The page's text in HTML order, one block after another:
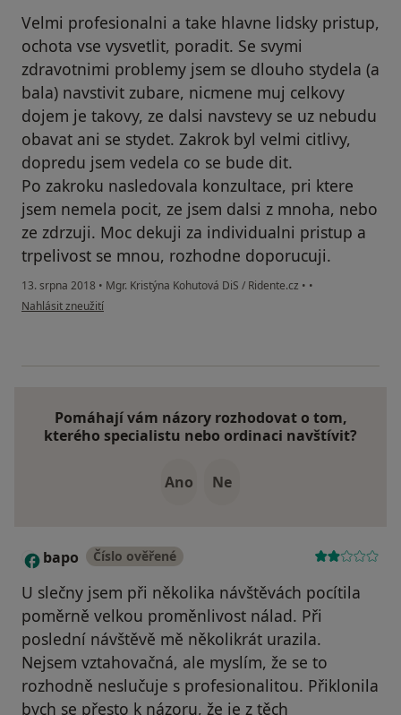
Velmi profesionalni a take hlavne lidsky pristup,
ochota vse vysvetlit, poradit. Se svymi
zdravotnimi problemy jsem se dlouho stydela (a
bala) navstivit zubare, nicmene muj celkovy
dojem je takovy, ze dalsi navstevy se uz nebudu
obavat ani se stydet. Zakrok byl velmi citlivy,
dopredu jsem vedela co se bude dit.
Po zakroku nasledovala konzultace, pri ktere
jsem nemela pocit, ze jsem dalsi z mnoha, nebo
ze zdrzuji. Moc dekuji za individualni pristup a
trpelivost se mnou, rozhodne doporucuji.
13. srpna 2018 • Mgr. Kristýna Kohutová DiS / Ridente.cz • •
podle názoru uživatele kamila.kohoutova
Nahlásit zneužití
Pomáhají vám názory rozhodovat o tom,
kterého specialistu nebo ordinaci navštívit?
Ano Ne
B bapo Číslo ověřené
U slečny jsem při několika návštěvách pocítila
poměrně velkou proměnlivost nálad. Při
poslední návštěvě mě několikrát urazila.
Nejsem vztahovačná, ale myslím, že se to
rozhodně neslučuje s profesionalitou. Přiklonila
bych se přesto k názoru, že je z těch